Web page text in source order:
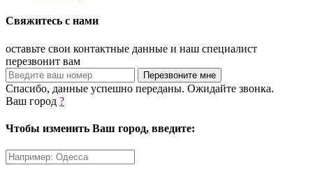
Свяжитесь с нами
оставьте свои контактные данные и наш специалист
перезвонит вам
Спасибо, данные успешно переданы. Ожидайте звонка.
Ваш город ?
Чтобы изменить Ваш город, введите: